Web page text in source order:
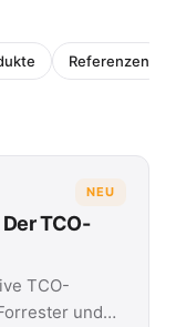
Referenzen
NEU
TCO-
TCO-
und